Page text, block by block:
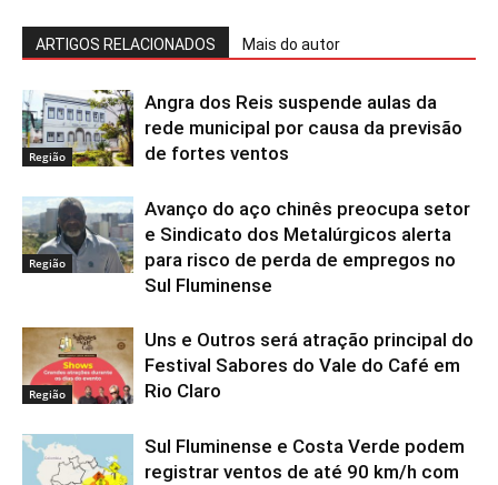
ARTIGOS RELACIONADOS Mais do autor
Região
Angra dos Reis suspende aulas da
rede municipal por causa da previsão
de fortes ventos
Região
Avanço do aço chinês preocupa setor
e Sindicato dos Metalúrgicos alerta
para risco de perda de empregos no
Sul Fluminense
Região
Uns e Outros será atração principal do
Festival Sabores do Vale do Café em
Rio Claro
Sul Fluminense e Costa Verde podem
registrar ventos de até 90 km/h com